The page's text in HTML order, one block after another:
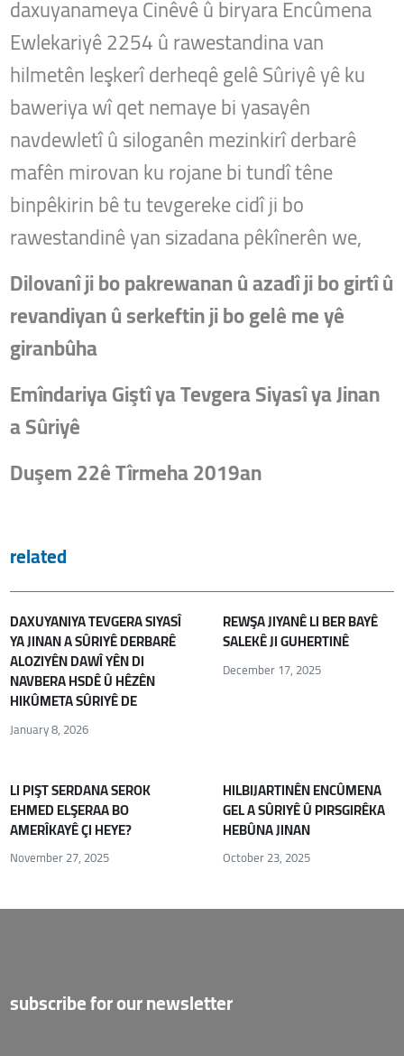
daxuyanameya Cinêvê û biryara Encûmena
Ewlekariyê 2254 û rawestandina van
hilmetên leşkerî derheqê gelê Sûriyê yê ku
baweriya wî qet nemaye bi yasayên
navdewletî û siloganên mezinkirî derbarê
mafên mirovan ku rojane bi tundî têne
binpêkirin bê tu tevgereke cidî ji bo
rawestandinê yan sizadana pêkînerên we,
Dilovanî ji bo pakrewanan û azadî ji bo girtî û
revandiyan û serkeftin ji bo gelê me yê
giranbûha
Emîndariya Giştî ya Tevgera Siyasî ya Jinan
a Sûriyê
Duşem 22ê Tîrmeha 2019an
related
DAXUYANIYA TEVGERA SIYASÎ
YA JINAN A SÛRIYÊ DERBARÊ
ALOZIYÊN DAWÎ YÊN DI
NAVBERA HSDÊ Û HÊZÊN
HIKÛMETA SÛRIYÊ DE
January 8, 2026
REWŞA JIYANÊ LI BER BAYÊ
SALEKÊ JI GUHERTINÊ
December 17, 2025
LI PIŞT SERDANA SEROK
EHMED ELŞERAA BO
AMERÎKAYÊ ÇI HEYE?
November 27, 2025
HILBIJARTINÊN ENCÛMENA
GEL A SÛRIYÊ Û PIRSGIRÊKA
HEBÛNA JINAN
October 23, 2025
subscribe for our newsletter